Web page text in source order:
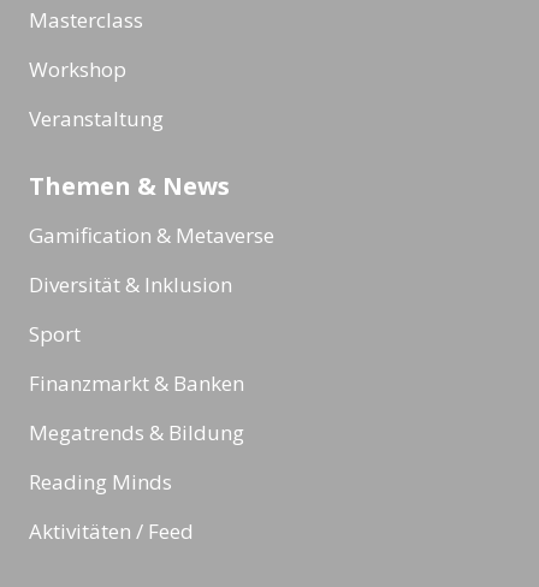
Masterclass
Workshop
Veranstaltung
Themen & News
Gamification & Metaverse
Diversität & Inklusion
Sport
Finanzmarkt & Banken
Megatrends & Bildung
Reading Minds
Aktivitäten / Feed